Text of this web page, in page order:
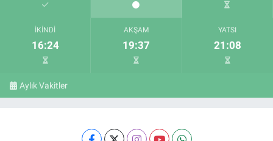
İKINDI
16:24
AKŞAM
19:37
YATSI
21:08
Aylık Vakitler